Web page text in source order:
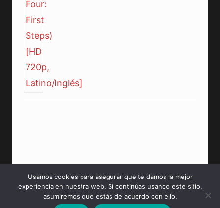
© 2026 PeliculasMP4HD Sitio creado para tí.
Usamos cookies para asegurar que te damos la mejor
experiencia en nuestra web. Si continúas usando este sitio,
asumiremos que estás de acuerdo con ello.